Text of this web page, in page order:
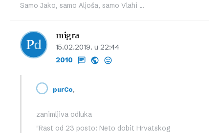
Samo Jako, samo Aljoša, samo Vlahi ...
migra
15.02.2019. u 22:44
2010
purCo,
zanimljiva odluka
"Rast od 23 posto: Neto dobit Hrvatskog